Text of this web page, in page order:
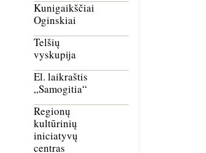
Kunigaikščiai
Oginskiai
Telšių
vyskupija
El. laikraštis
„Samogitia“
Regionų
kultūrinių
iniciatyvų
centras